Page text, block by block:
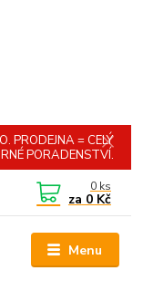
PRODEJNA = CELÝ
PORADENSTVÍ.
Menu
0 ks
za 0 Kč